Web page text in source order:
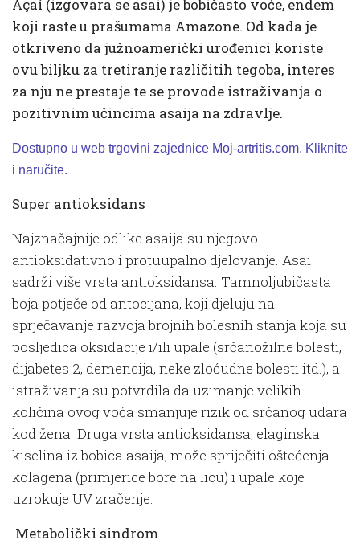
Açaí (izgovara se asai) je bobičasto voće, endem
koji raste u prašumama Amazone. Od kada je
otkriveno da južnoamerički urođenici koriste
ovu biljku za tretiranje različitih tegoba, interes
za nju ne prestaje te se provode istraživanja o
pozitivnim učincima asaija na zdravlje.
Dostupno u web trgovini zajednice Moj-artritis.com. Kliknite
i naručite.
Super antioksidans
Najznačajnije odlike asaija su njegovo
antioksidativno i protuupalno djelovanje. Asai
sadrži više vrsta antioksidansa. Tamno­ljubičasta
boja potječe od antocijana, koji djeluju na
sprječavanje razvoja brojnih bolesnih stanja koja su
posljedica oksidacije i/ili upale (srčanožilne bolesti,
dijabetes 2, demencija, neke zloćudne bolesti itd.), a
istraživanja su potvrdila da uzimanje velikih
količina ovog voća smanjuje rizik od srčanog udara
kod žena. Druga vrsta antioksidansa, elaginska
kiselina iz bobica asaija, može spriječiti oštećenja
kolagena (primjerice bore na licu) i upale koje
uzrokuje UV zračenje.
Metabolički sindrom